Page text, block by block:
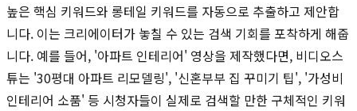
높은 핵심 키워드와 롱테일 키워드를 자동으로 추출하고 제안합
니다. 이는 크리에이터가 놓칠 수 있는 검색 기회를 포착하게 해줍
니다. 예를 들어, '아파트 인테리어' 영상을 제작했다면, 비디오스
튜는 '30평대 아파트 리모델링', '신혼부부 집 꾸미기 팁', '가성비
인테리어 소품' 등 시청자들이 실제로 검색할 만한 구체적인 키워